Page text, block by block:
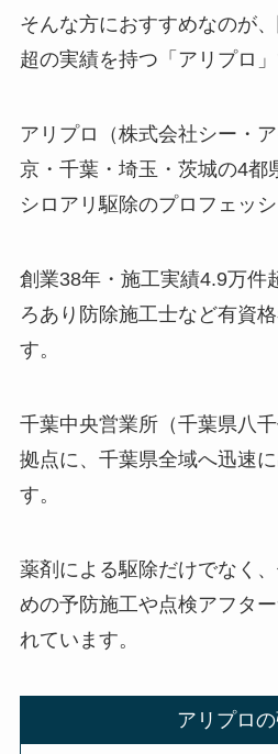
そんな方におすすめなのが
超の実績を持つ「アリプロ」
アリプロ（株式会社シー・
京・千葉・埼玉・茨城の4都
シロアリ駆除のプロフェッシ
創業38年・施工実績4.9万件
ろあり防除施工士など有資
す。
千葉中央営業所（千葉県八
拠点に、千葉県全域へ迅速
す。
薬剤による駆除だけでなく
めの予防施工や点検アフタ
れています。
アリプロ